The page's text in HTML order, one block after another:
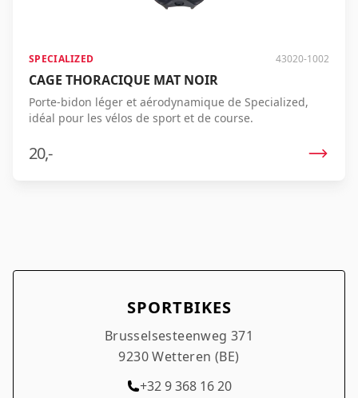
SPECIALIZED 43020-1002
CAGE THORACIQUE MAT NOIR
Porte-bidon léger et aérodynamique de Specialized,
idéal pour les vélos de sport et de course.
20,-
SPORTBIKES
Brusselsesteenweg 371
9230 Wetteren (BE)
+32 9 368 16 20